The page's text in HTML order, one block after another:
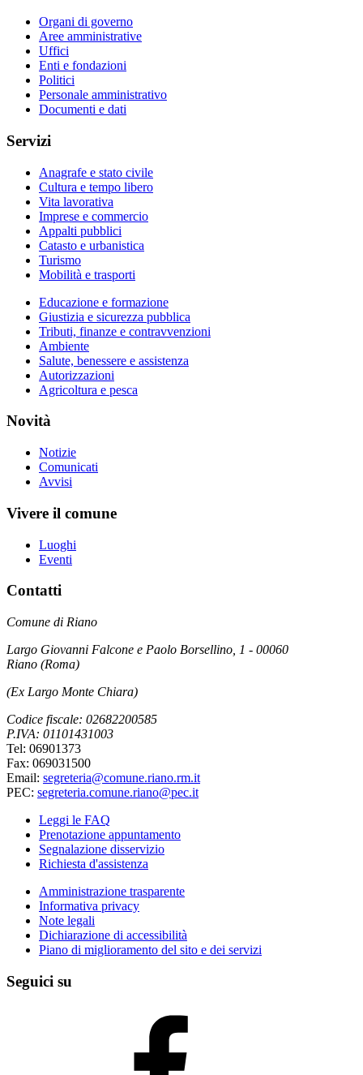
Organi di governo
Aree amministrative
Uffici
Enti e fondazioni
Politici
Personale amministrativo
Documenti e dati
Servizi
Anagrafe e stato civile
Cultura e tempo libero
Vita lavorativa
Imprese e commercio
Appalti pubblici
Catasto e urbanistica
Turismo
Mobilità e trasporti
Educazione e formazione
Giustizia e sicurezza pubblica
Tributi, finanze e contravvenzioni
Ambiente
Salute, benessere e assistenza
Autorizzazioni
Agricoltura e pesca
Novità
Notizie
Comunicati
Avvisi
Vivere il comune
Luoghi
Eventi
Contatti
Comune di Riano
Largo Giovanni Falcone e Paolo Borsellino, 1 - 00060
Riano (Roma)
(Ex Largo Monte Chiara)
Codice fiscale: 02682200585
P.IVA: 01101431003
Tel: 06901373
Fax: 069031500
Email: segreteria@comune.riano.rm.it
PEC: segreteria.comune.riano@pec.it
Leggi le FAQ
Prenotazione appuntamento
Segnalazione disservizio
Richiesta d'assistenza
Amministrazione trasparente
Informativa privacy
Note legali
Dichiarazione di accessibilità
Piano di miglioramento del sito e dei servizi
Seguici su